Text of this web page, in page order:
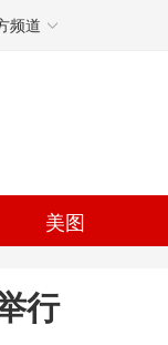
频道
美图
行